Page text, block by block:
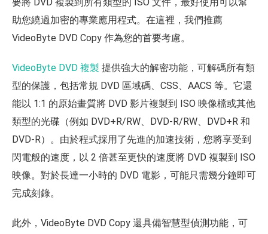
助您繞過加密的專業應用程式。在這裡，我們推薦
VideoByte DVD Copy 作為您的首要考慮。
VideoByte DVD 複製 提供強大的解密功能，可解碼所有類
型的保護，包括常規 DVD 區域碼、CSS、AACS 等。它還
能以 1:1 的原始畫質將 DVD 影片複製到 ISO 映像檔或其他
類型的光碟（例如 DVD+R/RW、DVD-R/RW、DVD+R 和
DVD-R）。由於程式採用了先進的加速技術，您將享受到
閃電般的速度，以 2 倍甚至更快的速度將 DVD 複製到 ISO
映像。對於長達一小時的 DVD 電影，可能只需幾分鐘即可
完成刻錄。
此外，VideoByte DVD Copy 還具備智慧型偵測功能，可